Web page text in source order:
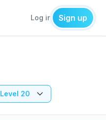
Log in Sign up
Level 20